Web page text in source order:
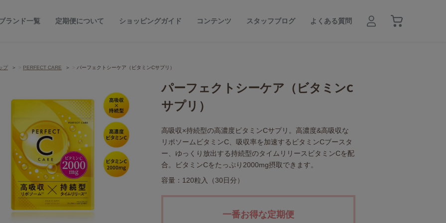
ランド一覧 定期便について ショッピングガイド コンテンツ スタッフブログ よくある質問
プ PERFECT CARE パーフェクトシーケア（ビタミンCサプリ）
パーフェクトシーケア（ビタミンC
サプリ）
高吸収×持続型の高濃度ビタミンCサプリ。高濃度&高吸収な
リポソームビタミンC、吸収率を加速するビタミンCブースタ
ー、ゆっくり放出する持続型のタイムリリースビタミンCを配
合。ビタミンCをたっぷり2000mg摂取できます。
容量：120粒入（30日分）
一番お得な定期便